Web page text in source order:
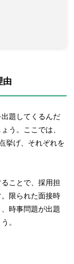
由
題してくるんだ
う。ここでは、
挙げ、それぞれを
ことで、採用担
限られた面接時
時事問題が出題
。